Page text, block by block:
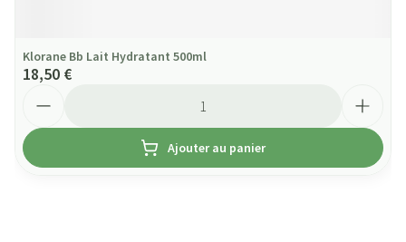
Klorane Bb Lait Hydratant 500ml
18,50 €
Ajouter au panier